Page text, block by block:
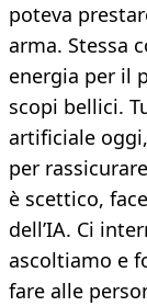
poteva
arma. Stessa
energia per il
scopi bellici.
artificiale
per
è scettico,
dell’IA. Ci
ascoltiamo e
fare alle